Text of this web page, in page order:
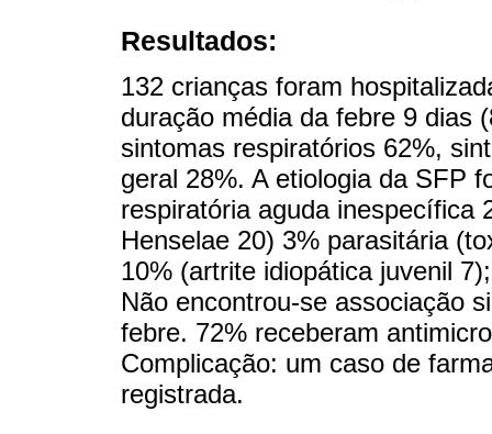
Resultados:
132 crianças foram
duração média da febre 9 dias
sintomas respiratórios 62%,
geral 28%. A etiologia da SFP
respiratória aguda inespecífica
Henselae 20) 3% parasitária
10% (artrite idiopática juvenil
Não encontrou-se associação
febre. 72% receberam
Complicação: um caso de
registrada.